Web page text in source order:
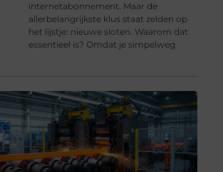
internetabonnement. Maar de
allerbelangrijkste klus staat zelden op
het lijstje: nieuwe sloten. Waarom dat
essentieel is? Omdat je simpelweg